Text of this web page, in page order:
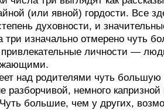
(или явной) гордости. Все
духовности, и
изначально отмерено чуть
личности —
над родителями чуть большую
немного капризной
большие, чем у других,